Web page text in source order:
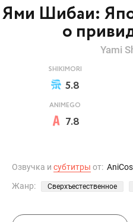
Ями Шибаи:
о
Yami
SHIKIMORI
5.8
ANIMEGO
7.8
Озвучка и субтитры от:
Жанр:
Сверхъестественное